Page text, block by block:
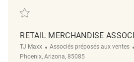
Sauvegarder Retail Merchandise
RETAIL MERCHANDISE
TJ Maxx Catégorie
Associés préposés aux ventes
Phoenix, Arizona, 85085